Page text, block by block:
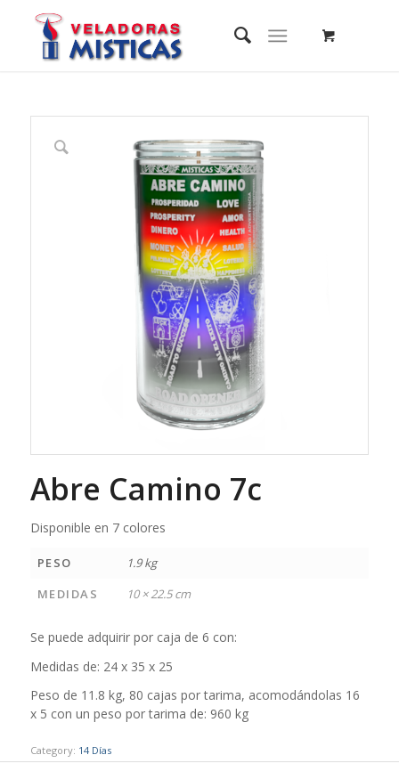
Abre Camino 7c
Disponible en 7 colores
PESO
1.9 kg
MEDIDAS
10 × 22.5 cm
Se puede adquirir por caja de 6 con:
Medidas de: 24 x 35 x 25
Peso de 11.8 kg, 80 cajas por tarima, acomodándolas 16
x 5 con un peso por tarima de: 960 kg
Category: 14 Días